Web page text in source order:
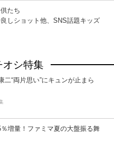
たち
しショット他、SNS話題キッズ
オシ特集
二“両片思い”にキュンが止まら
増量！ファミマ夏の大盤振る舞